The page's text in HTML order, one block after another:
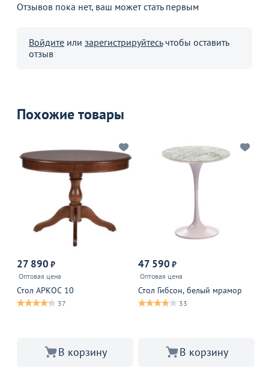
Отзывов пока нет, ваш может стать первым
Войдите или зарегистрируйтесьчтобы оставить
отзыв
Похожие товары
27 890 ₽
Оптовая цена
Стол АРКОС 10
37
В корзину
47 590 ₽
Оптовая цена
Стол Гибсон, белый мрамор
33
В корзину